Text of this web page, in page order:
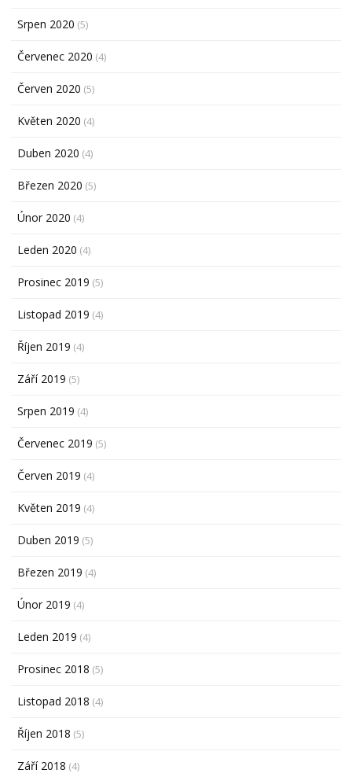
Srpen 2020 (5)
Červenec 2020 (4)
Červen 2020 (5)
Květen 2020 (4)
Duben 2020 (4)
Březen 2020 (5)
Únor 2020 (4)
Leden 2020 (4)
Prosinec 2019 (5)
Listopad 2019 (4)
Říjen 2019 (4)
Září 2019 (5)
Srpen 2019 (4)
Červenec 2019 (5)
Červen 2019 (4)
Květen 2019 (4)
Duben 2019 (5)
Březen 2019 (4)
Únor 2019 (4)
Leden 2019 (4)
Prosinec 2018 (5)
Listopad 2018 (4)
Říjen 2018 (5)
Září 2018 (4)